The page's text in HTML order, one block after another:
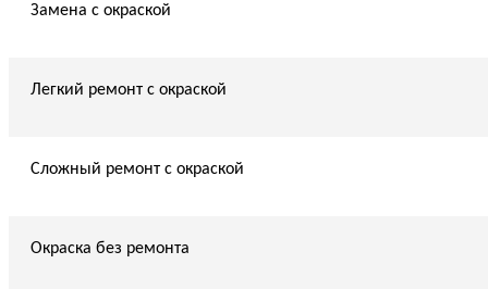
Замена с окраской
Легкий ремонт с окраской
Сложный ремонт с окраской
Окраска без ремонта